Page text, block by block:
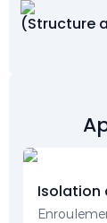
(Structure
Isolation